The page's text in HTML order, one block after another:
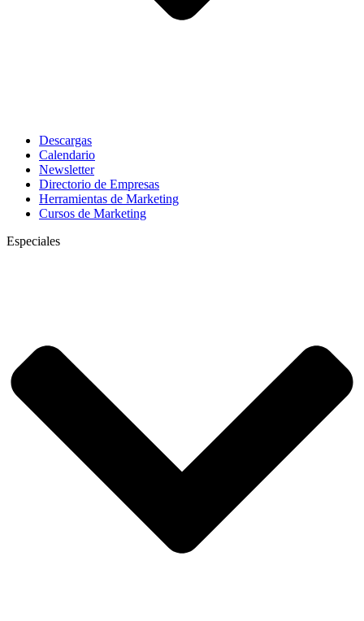
Descargas
Calendario
Newsletter
Directorio de Empresas
Herramientas de Marketing
Cursos de Marketing
Especiales